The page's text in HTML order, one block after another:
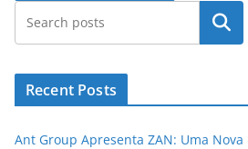
Pesquisar
Recent Posts
Ant Group Apresenta ZAN: Uma